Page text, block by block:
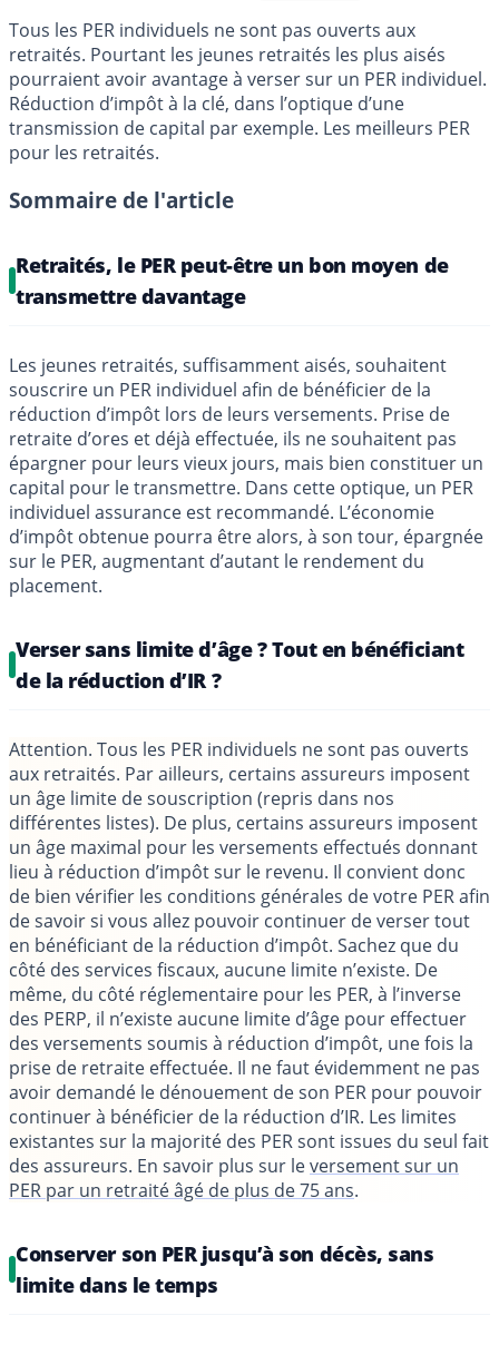
Tous les PER individuels ne sont pas ouverts aux
retraités. Pourtant les jeunes retraités les plus aisés
pourraient avoir avantage à verser sur un PER individuel.
Réduction d’impôt à la clé, dans l’optique d’une
transmission de capital par exemple. Les meilleurs PER
pour les retraités.
Sommaire de l'article
Retraités, le PER peut-être un bon moyen de
transmettre davantage
Les jeunes retraités, suffisamment aisés, souhaitent
souscrire un PER individuel afin de bénéficier de la
réduction d’impôt lors de leurs versements. Prise de
retraite d’ores et déjà effectuée, ils ne souhaitent pas
épargner pour leurs vieux jours, mais bien constituer un
capital pour le transmettre. Dans cette optique, un PER
individuel assurance est recommandé. L’économie
d’impôt obtenue pourra être alors, à son tour, épargnée
sur le PER, augmentant d’autant le rendement du
placement.
Verser sans limite d’âge ? Tout en bénéficiant
de la réduction d’IR ?
Attention. Tous les PER individuels ne sont pas ouverts
aux retraités. Par ailleurs, certains assureurs imposent
un âge limite de souscription (repris dans nos
différentes listes). De plus, certains assureurs imposent
un âge maximal pour les versements effectués donnant
lieu à réduction d’impôt sur le revenu. Il convient donc
de bien vérifier les conditions générales de votre PER afin
de savoir si vous allez pouvoir continuer de verser tout
en bénéficiant de la réduction d’impôt. Sachez que du
côté des services fiscaux, aucune limite n’existe. De
même, du côté réglementaire pour les PER, à l’inverse
des PERP, il n’existe aucune limite d’âge pour effectuer
des versements soumis à réduction d’impôt, une fois la
prise de retraite effectuée. Il ne faut évidemment ne pas
avoir demandé le dénouement de son PER pour pouvoir
continuer à bénéficier de la réduction d’IR. Les limites
existantes sur la majorité des PER sont issues du seul fait
des assureurs. En savoir plus sur leversement sur un
PER par un retraité âgé de plus de 75 ans.
Conserver son PER jusqu’à son décès, sans
limite dans le temps